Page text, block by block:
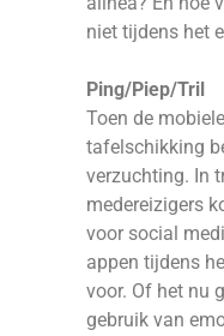
niet tijdens het
Ping/Piep/Tril
Toen de
tafelschikking
verzuchting. In
medereizigers
voor social
appen tijdens
voor. Of het nu
gebruik van